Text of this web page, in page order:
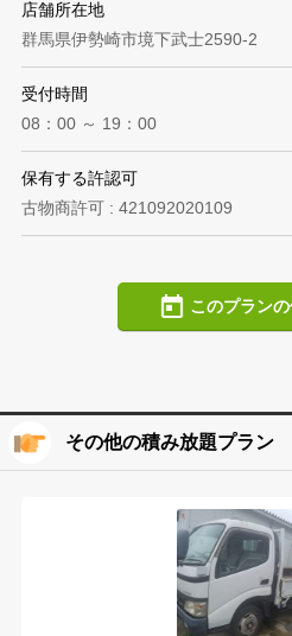
店舗所在地
群馬県伊勢崎市境下武士2590-2
受付時間
08：00 ～ 19：00
保有する許認可
古物商許可 : 421092020109
このプラン
その他の積み放題プラン